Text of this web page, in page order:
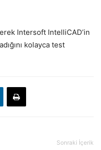
Intersoft IntelliCAD’in
kolayca test
Sonraki İçerik